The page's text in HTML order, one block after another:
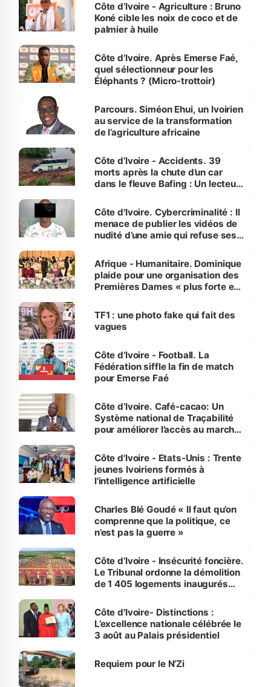
Côte d’Ivoire - Agriculture : Bruno
Koné cible les noix de coco et de
palmier à huile
Côte d’Ivoire. Après Emerse Faé,
quel sélectionneur pour les
Éléphants ? (Micro-trottoir)
Parcours. Siméon Ehui, un Ivoirien
au service de la transformation
de l’agriculture africaine
Côte d’Ivoire - Accidents. 39
morts après la chute d’un car
dans le fleuve Bafing : Un lecteur
des Transports
Côte d'Ivoire. Cybercriminalité : Il
menace de publier les vidéos de
nudité d’une amie qui refuse ses
Afrique - Humanitaire. Dominique
plaide pour une organisation des
Premières Dames « plus forte et
sur la scène internationale »
TF1 : une photo fake qui fait des
vagues
Côte d’Ivoire - Football. La
Fédération siffle la fin de match
pour Emerse Faé
Côte d’Ivoire. Café-cacao: Un
Système national de Traçabilité
pour améliorer l’accès au marché
Côte d'Ivoire - Etats-Unis : Trente
jeunes Ivoiriens formés à
l'intelligence artificielle
Charles Blé Goudé « Il faut qu’on
comprenne que la politique, ce
n’est pas la guerre »
Côte d’Ivoire - Insécurité foncière.
Le Tribunal ordonne la démolition
de 1 405 logements inaugurés
Bassam
Côte d'Ivoire- Distinctions :
L’excellence nationale célébrée le
3 août au Palais présidentiel
Requiem pour le N’Zi